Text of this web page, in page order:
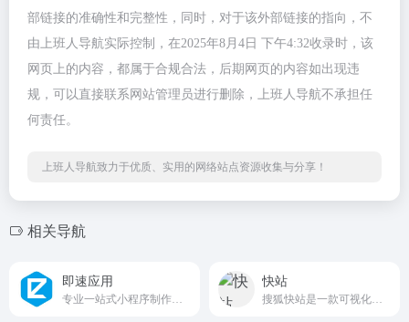
部链接的准确性和完整性，同时，对于该外部链接的指向，不
由上班人导航实际控制，在2025年8月4日 下午4:32收录时，该
网页上的内容，都属于合规合法，后期网页的内容如出现违
规，可以直接联系网站管理员进行删除，上班人导航不承担任
何责任。
上班人导航致力于优质、实用的网络站点资源收集与分享！
相关导航
即速应用 快站